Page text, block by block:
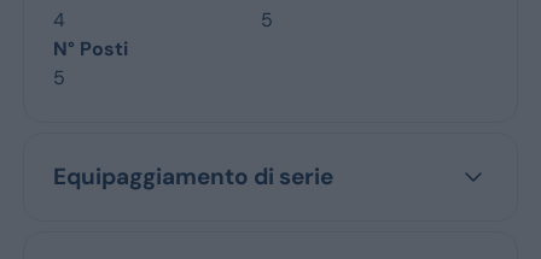
4
5
N° Posti
5
Equipaggiamento di serie